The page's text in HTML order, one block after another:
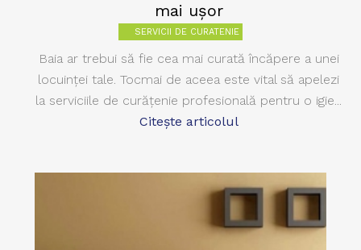
mai uşor
SERVICII DE CURATENIE
Baia ar trebui să fie cea mai curată încăpere a unei
locuinţei tale. Tocmai de aceea este vital să apelezi
la serviciile de curăţenie profesională pentru o igie...
Citește articolul